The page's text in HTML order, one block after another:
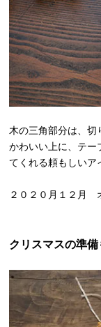
木の三角部分は、
かわいい上に、テー
てくれる頼もしいア
２０２０月１２月
クリスマスの準